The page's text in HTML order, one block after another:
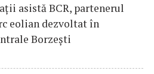
asistă BCR, partenerul
eolian dezvoltat în
Borzești